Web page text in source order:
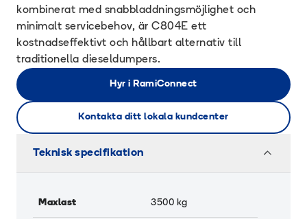
kombinerat med snabbladdningsmöjlighet och
minimalt servicebehov, är C804E ett
kostnadseffektivt och hållbart alternativ till
traditionella dieseldumpers.
Hyr i RamiConnect
Kontakta ditt lokala kundcenter
Teknisk specifikation
Maxlast 3500 kg